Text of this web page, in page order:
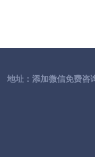
地址：添加微信免费咨